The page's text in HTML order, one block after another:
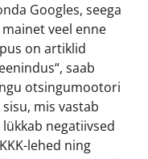
Googles, seega
veel enne
on artiklid
saab
otsingumootori
mis vastab
negatiivsed
lehed ning